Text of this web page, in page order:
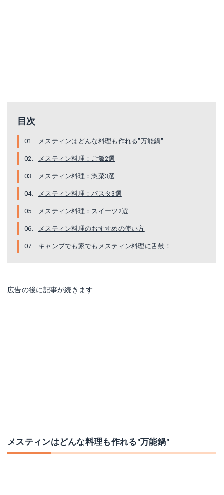
目次
メスティンはどんな料理も作れる″万能鍋″
メスティン料理：ご飯2選
メスティン料理：惣菜3選
メスティン料理：パスタ3選
メスティン料理：スイーツ2選
メスティン料理のおすすめの使い方
キャンプでも家でもメスティン料理に舌鼓！
広告の後に記事が続きます
メスティンはどんな料理も作れる″万能鍋″